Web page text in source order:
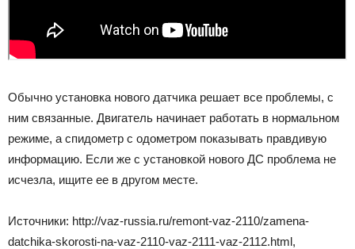
Обычно установка нового датчика решает все проблемы, с
ним связанные. Двигатель начинает работать в нормальном
режиме, а спидометр с одометром показывать правдивую
информацию. Если же с установкой нового ДС проблема не
исчезла, ищите ее в другом месте.
Источники: http://vaz-russia.ru/remont-vaz-2110/zamena-
datchika-skorosti-na-vaz-2110-vaz-2111-vaz-2112.html,